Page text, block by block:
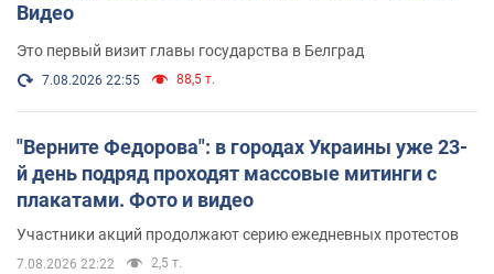
Видео
Это первый визит главы государства в Белград
7.08.2026 22:55 88,5 т.
"Верните Федорова": в городах Украины уже 23-
й день подряд проходят массовые митинги с
плакатами. Фото и видео
Участники акций продолжают серию ежедневных протестов
7.08.2026 22:22 2,5 т.